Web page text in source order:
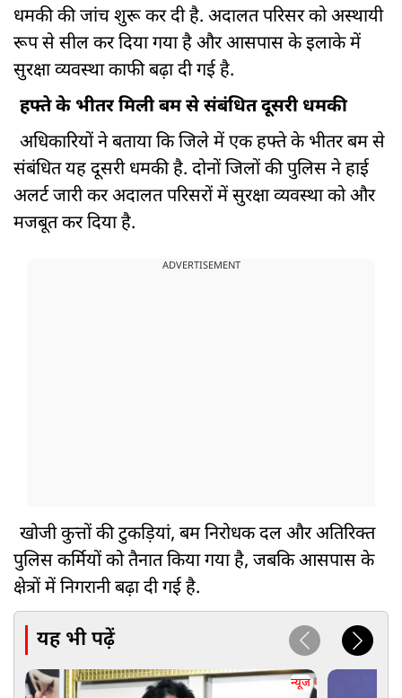
धमकी की जांच शुरू कर दी है. अदालत परिसर को अस्थायी
रूप से सील कर दिया गया है और आसपास के इलाके में
सुरक्षा व्यवस्था काफी बढ़ा दी गई है.
हफ्ते के भीतर मिली बम से संबंधित दूसरी धमकी
अधिकारियों ने बताया कि जिले में एक हफ्ते के भीतर बम से
संबंधित यह दूसरी धमकी है. दोनों जिलों की पुलिस ने हाई
अलर्ट जारी कर अदालत परिसरों में सुरक्षा व्यवस्था को और
मजबूत कर दिया है.
ADVERTISEMENT
खोजी कुत्तों की टुकड़ियां, बम निरोधक दल और अतिरिक्त
पुलिस कर्मियों को तैनात किया गया है, जबकि आसपास के
क्षेत्रों में निगरानी बढ़ा दी गई है.
यह भी पढ़ें
न्यूज